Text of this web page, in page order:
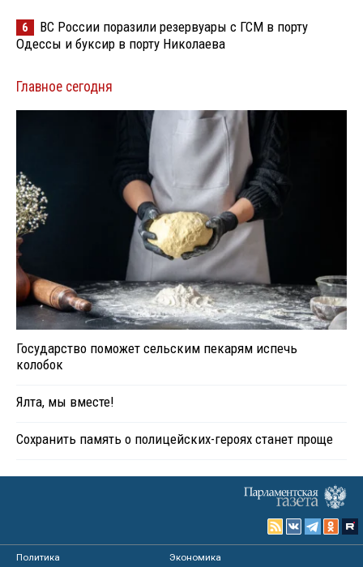
6
ВС России поразили резервуары с ГСМ в порту
Одессы и буксир в порту Николаева
Главное сегодня
Государство поможет сельским пекарям испечь
колобок
Ялта, мы вместе!
Сохранить память о полицейских-героях станет проще
Политика
Экономика